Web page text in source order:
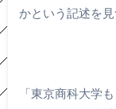
かという記述を
「東京商科大学